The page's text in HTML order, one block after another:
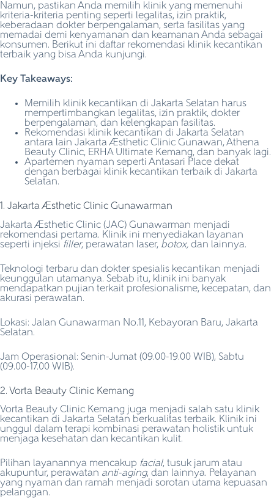
Namun, pastikan Anda memilih klinik yang memenuhi
kriteria-kriteria penting seperti legalitas, izin praktik,
keberadaan dokter berpengalaman, serta fasilitas yang
memadai demi kenyamanan dan keamanan Anda sebagai
konsumen. Berikut ini daftar rekomendasi klinik kecantikan
terbaik yang bisa Anda kunjungi.
Key Takeaways:
Memilih klinik kecantikan di Jakarta Selatan harus
mempertimbangkan legalitas, izin praktik, dokter
berpengalaman, dan kelengkapan fasilitas.
Rekomendasi klinik kecantikan di Jakarta Selatan
antara lain Jakarta Aesthetic Clinic Gunawan, Athena
Beauty Clinic, ERHA Ultimate Kemang, dan banyak lagi.
Apartemen nyaman seperti Antasari Place dekat
dengan berbagai klinik kecantikan terbaik di Jakarta
Selatan.
1. Jakarta Aesthetic Clinic Gunawarman
Jakarta Aesthetic Clinic (JAC) Gunawarman menjadi
rekomendasi pertama. Klinik ini menyediakan layanan
seperti injeksi filler, perawatan laser, botox, dan lainnya.
Teknologi terbaru dan dokter spesialis kecantikan menjadi
keunggulan utamanya. Sebab itu, klinik ini banyak
mendapatkan pujian terkait profesionalisme, kecepatan, dan
akurasi perawatan.
Lokasi: Jalan Gunawarman No.11, Kebayoran Baru, Jakarta
Selatan.
Jam Operasional: Senin-Jumat (09.00-19.00 WIB), Sabtu
(09.00-17.00 WIB).
2. Vorta Beauty Clinic Kemang
Vorta Beauty Clinic Kemang juga menjadi salah satu klinik
kecantikan di Jakarta Selatan berkualitas terbaik. Klinik ini
unggul dalam terapi kombinasi perawatan holistik untuk
menjaga kesehatan dan kecantikan kulit.
Pilihan layanannya mencakup facial, tusuk jarum atau
akupuntur, perawatan anti-aging, dan lainnya. Pelayanan
yang nyaman dan ramah menjadi sorotan utama kepuasan
pelanggan.